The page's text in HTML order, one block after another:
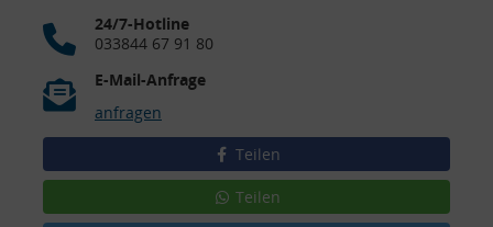
24/7-Hotline
033844 67 91 80
E-Mail-Anfrage
anfragen
Teilen
Teilen